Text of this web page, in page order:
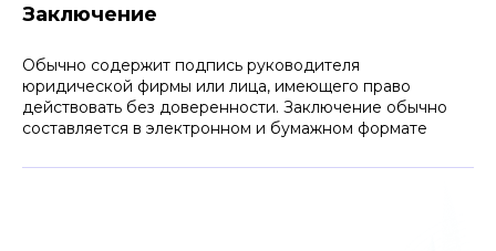
Заключение
Обычно содержит подпись руководителя
юридической фирмы или лица, имеющего право
действовать без доверенности. Заключение обычно
составляется в электронном и бумажном формате